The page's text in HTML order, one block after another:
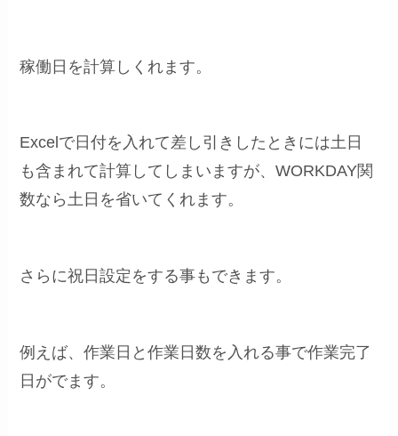
稼働日を計算しくれます。
Excelで日付を入れて差し引きしたときには土日
も含まれて計算してしまいますが、WORKDAY関
数なら土日を省いてくれます。
さらに祝日設定をする事もできます。
例えば、作業日と作業日数を入れる事で作業完了
日がでます。